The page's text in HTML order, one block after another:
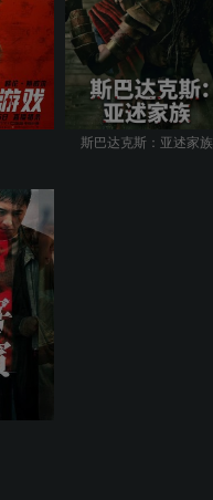
斯巴达克斯：亚述家族